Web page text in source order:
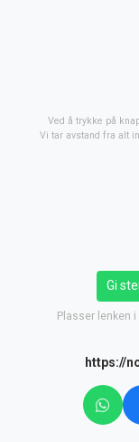
Ved å trykke på
Vi tar avstand fra alt
Gi
Plasser lenken
https://